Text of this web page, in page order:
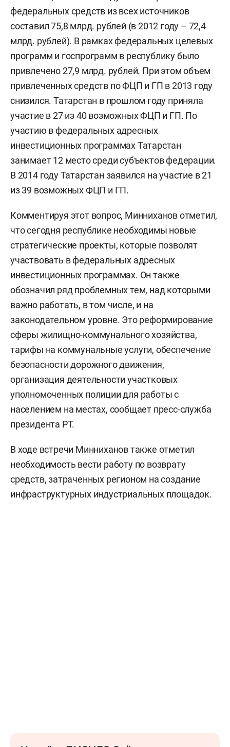
федеральных средств из всех источников
составил 75,8 млрд. рублей (в 2012 году – 72,4
млрд. рублей). В рамках федеральных целевых
программ и госпрограмм в республику было
привлечено 27,9 млрд. рублей. При этом объем
привлеченных средств по ФЦП и ГП в 2013 году
снизился. Татарстан в прошлом году приняла
участие в 27 из 40 возможных ФЦП и ГП. По
участию в федеральных адресных
инвестиционных программах Татарстан
занимает 12 место среди субъектов федерации.
В 2014 году Татарстан заявился на участие в 21
из 39 возможных ФЦП и ГП.
Комментируя этот вопрос, Минниханов отметил,
что сегодня республике необходимы новые
стратегические проекты, которые позволят
участвовать в федеральных адресных
инвестиционных программах. Он также
обозначил ряд проблемных тем, над которыми
важно работать, в том числе, и на
законодательном уровне. Это реформирование
сферы жилищно-коммунального хозяйства,
тарифы на коммунальные услуги, обеспечение
безопасности дорожного движения,
организация деятельности участковых
уполномоченных полиции для работы с
населением на местах, сообщает пресс-служба
президента РТ.
В ходе встречи Минниханов также отметил
необходимость вести работу по возврату
средств, затраченных регионом на создание
инфраструктурных индустриальных площадок.